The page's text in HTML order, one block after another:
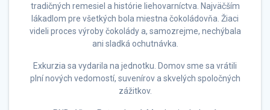
tradičných remesiel a histórie liehovarníctva. Najväčším
lákadlom pre všetkých bola miestna čokoládovňa. Žiaci
videli proces výroby čokolády a, samozrejme, nechýbala
ani sladká ochutnávka.
Exkurzia sa vydarila na jednotku. Domov sme sa vrátili
plní nových vedomostí, suvenírov a skvelých spoločných
zážitkov.